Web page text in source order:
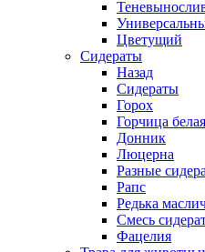
Цветущий
Сидераты
Назад
Сидераты
Горох
Горчица белая
Донник
Люцерна
Разные
Рапс
Редька
Смесь
Фацелия